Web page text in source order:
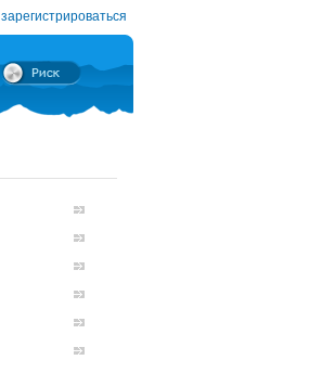
зарегистрироваться